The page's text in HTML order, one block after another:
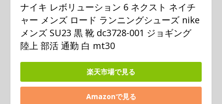
ナイキ レボリューション 6 ネクスト ネイチ
ャー メンズ ロード ランニングシューズ nike
メンズ SU23 黒 靴 dc3728-001 ジョギング
陸上 部活 通勤 白 mt30
楽天市場で見る
Amazonで見る